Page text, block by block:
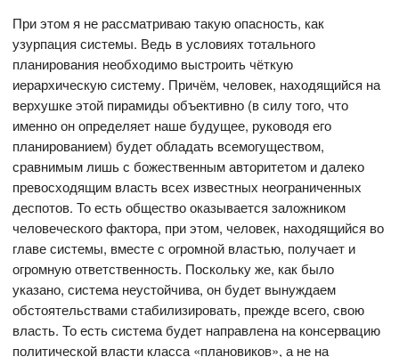
При этом я не рассматриваю такую опасность, как
узурпация системы. Ведь в условиях тотального
планирования необходимо выстроить чёткую
иерархическую систему. Причём, человек, находящийся на
верхушке этой пирамиды объективно (в силу того, что
именно он определяет наше будущее, руководя его
планированием) будет обладать всемогуществом,
сравнимым лишь с божественным авторитетом и далеко
превосходящим власть всех известных неограниченных
деспотов. То есть общество оказывается заложником
человеческого фактора, при этом, человек, находящийся во
главе системы, вместе с огромной властью, получает и
огромную ответственность. Поскольку же, как было
указано, система неустойчива, он будет вынуждаем
обстоятельствами стабилизировать, прежде всего, свою
власть. То есть система будет направлена на консервацию
политической власти класса «плановиков», а не на